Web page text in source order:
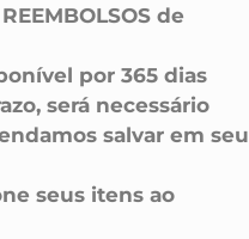
de
por 365 dias
será necessário
salvar em seu
seus itens ao